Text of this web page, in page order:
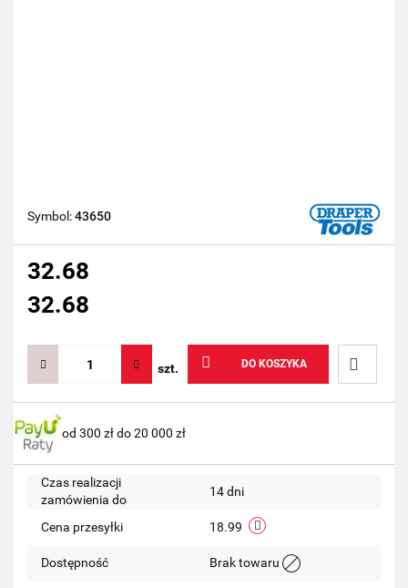
Symbol:43650
32.68
32.68
szt. DO KOSZYKA
Do
od 300 zł do 20 000 zł
Czas realizacji
zamówienia do
14 dni
Cena przesyłki 18.99
Dostępność Brak towaru